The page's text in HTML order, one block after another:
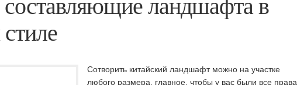
Сотворить китайский ландшафт можно на участке
любого размера, главное, чтобы у вас были все права